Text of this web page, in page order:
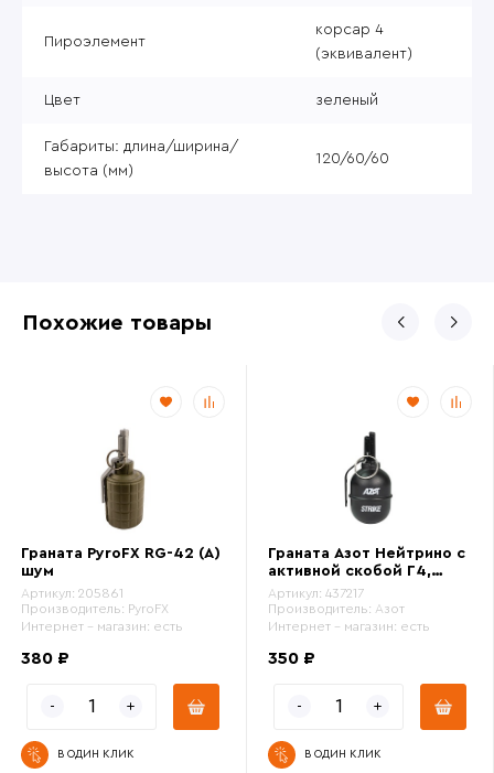
Пироэлемент
корсар 4
(эквивалент)
Цвет зеленый
Габариты: длина/ширина/
высота (мм)
120/60/60
Похожие товары
Граната PyroFX RG-42 (A)
шум
Артикул: 205861
Производитель: PyroFX
Интернет - магазин: есть
380 ₽
В ОДИН КЛИК
Граната Азот Нейтрино с
активной скобой Г4,
парафин, горох
Артикул: 437217
Производитель: Азот
Интернет - магазин: есть
350 ₽
В ОДИН КЛИК